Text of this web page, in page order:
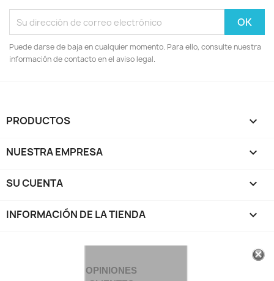
Puede darse de baja en cualquier momento. Para ello, consulte nuestra
información de contacto en el aviso legal.
PRODUCTOS 
NUESTRA EMPRESA 
SU CUENTA 
INFORMACIÓN DE LA TIENDA keyboard_arrow_down
OPINIONES